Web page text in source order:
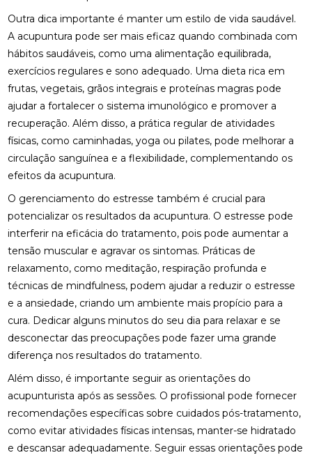
Outra dica importante é manter um estilo de vida saudável.
A acupuntura pode ser mais eficaz quando combinada com
hábitos saudáveis, como uma alimentação equilibrada,
exercícios regulares e sono adequado. Uma dieta rica em
frutas, vegetais, grãos integrais e proteínas magras pode
ajudar a fortalecer o sistema imunológico e promover a
recuperação. Além disso, a prática regular de atividades
físicas, como caminhadas, yoga ou pilates, pode melhorar a
circulação sanguínea e a flexibilidade, complementando os
efeitos da acupuntura.
O gerenciamento do estresse também é crucial para
potencializar os resultados da acupuntura. O estresse pode
interferir na eficácia do tratamento, pois pode aumentar a
tensão muscular e agravar os sintomas. Práticas de
relaxamento, como meditação, respiração profunda e
técnicas de mindfulness, podem ajudar a reduzir o estresse
e a ansiedade, criando um ambiente mais propício para a
cura. Dedicar alguns minutos do seu dia para relaxar e se
desconectar das preocupações pode fazer uma grande
diferença nos resultados do tratamento.
Além disso, é importante seguir as orientações do
acupunturista após as sessões. O profissional pode fornecer
recomendações específicas sobre cuidados pós-tratamento,
como evitar atividades físicas intensas, manter-se hidratado
e descansar adequadamente. Seguir essas orientações pode
EFICAZ
FISIOTERAPIA PARA REABILITAÇÃO DO LABIRINTO
FISIOTERAPIA PARA REABILITAÇÃO DO LABIRINTO
E SEUS BENEFÍCIOS
DESCUBRA COMO
FISIOTERAPIA RESPIRATÓRIA DOMICILIAR É A
SOLUÇÃO IDEAL PARA MELHORAR A SAÚDE
PULMONAR EM CASA
FISIOTERAPIA RESPIRATÓRIA DOMICILIAR É
SOLUÇÃO IDEAL PARA MELHORAR SAÚDE
PULMONAR EM CASA
FISIOTERAPIA RESPIRATÓRIA DOMICILIAR EFICAZ
SAIBA TUDO SOBRE O TEMA
FISIOTERAPIA RESPIRATÓRIA DOMICILIAR PARA
MELHORAR A QUALIDADE DE VIDA
FISIOTERAPIA RESPIRATÓRIA DOMICILIAR:
BENEFÍCIOS INCRÍVEIS
BENEFÍCIOS E TRATAMENTOS